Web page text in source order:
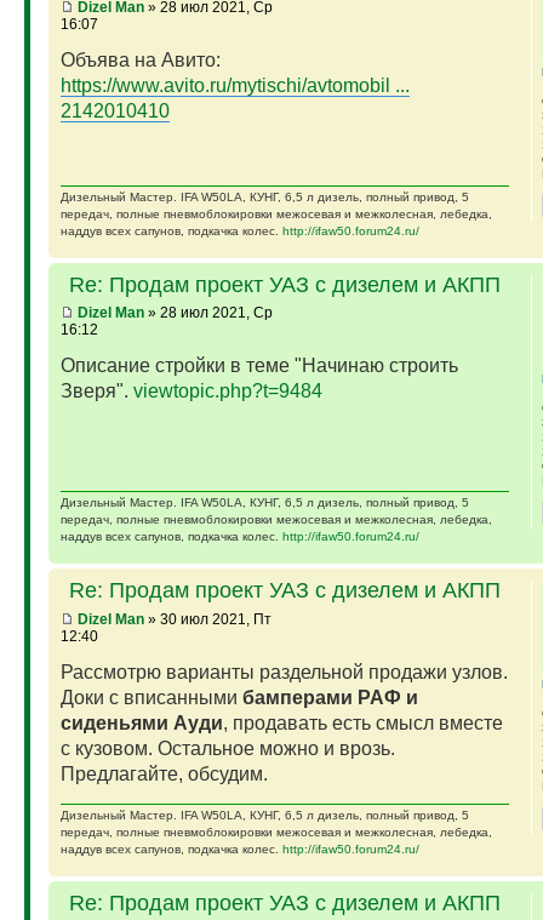
Dizel Man» 28 июл 2021, Ср
16:07
Объява на Авито:
https://www.avito.ru/mytischi/avtomobil ...
2142010410
Дизельный Мастер. IFA W50LA, КУНГ, 6,5 л дизель, полный привод, 5
передач, полные пневмоблокировки межосевая и межколесная, лебедка,
наддув всех сапунов, подкачка колес. http://ifaw50.forum24.ru/
Re: Продам проект УАЗ с дизелем и АКПП
Dizel Man» 28 июл 2021, Ср
16:12
Описание стройки в теме "Начинаю строить
Зверя". viewtopic.php?t=9484
Дизельный Мастер. IFA W50LA, КУНГ, 6,5 л дизель, полный привод, 5
передач, полные пневмоблокировки межосевая и межколесная, лебедка,
наддув всех сапунов, подкачка колес. http://ifaw50.forum24.ru/
Re: Продам проект УАЗ с дизелем и АКПП
Dizel Man» 30 июл 2021, Пт
12:40
Рассмотрю варианты раздельной продажи узлов.
Доки с вписанными бамперами РАФ и
сиденьями Ауди, продавать есть смысл вместе
с кузовом. Остальное можно и врозь.
Предлагайте, обсудим.
Дизельный Мастер. IFA W50LA, КУНГ, 6,5 л дизель, полный привод, 5
передач, полные пневмоблокировки межосевая и межколесная, лебедка,
наддув всех сапунов, подкачка колес. http://ifaw50.forum24.ru/
Re: Продам проект УАЗ с дизелем и АКПП